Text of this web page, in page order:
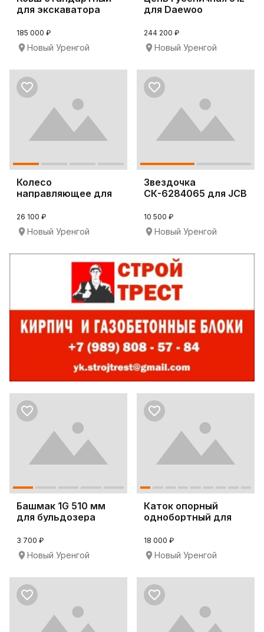
для экскаватора
185 000 ₽
Новый Уренгой
для Daewoo
244 200 ₽
Новый Уренгой
Колесо
направляющее для
26 100 ₽
Новый Уренгой
Звездочка
СК-6284065 для JCB
10 500 ₽
Новый Уренгой
Башмак 1G 510 мм
для бульдозера
3 700 ₽
Новый Уренгой
Каток опорный
однобортный для
18 000 ₽
Новый Уренгой